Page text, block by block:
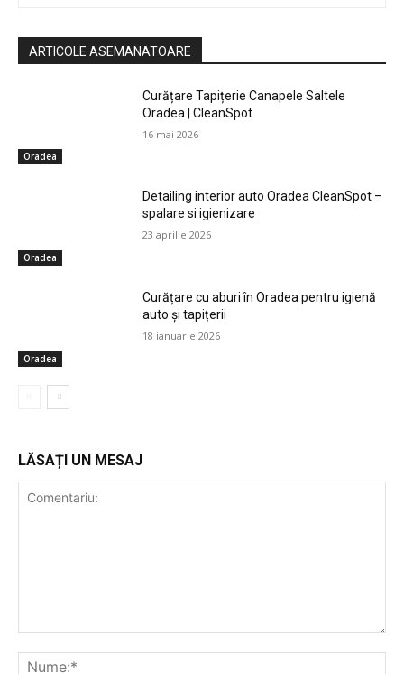
ARTICOLE ASEMANATOARE
Oradea
Curățare Tapițerie Canapele Saltele
Oradea | CleanSpot
16 mai 2026
Oradea
Detailing interior auto Oradea CleanSpot –
spalare si igienizare
23 aprilie 2026
Oradea
Curățare cu aburi în Oradea pentru igienă
auto și tapițerii
18 ianuarie 2026
LĂSAȚI UN MESAJ